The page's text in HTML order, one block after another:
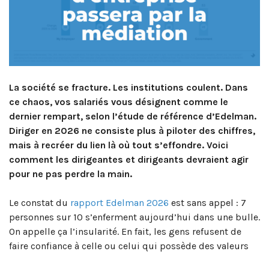
La société se fracture. Les institutions coulent. Dans
ce chaos, vos salariés vous désignent comme le
dernier rempart, selon l’étude de référence d’Edelman.
Diriger en 2026 ne consiste plus à piloter des chiffres,
mais à recréer du lien là où tout s’effondre. Voici
comment les dirigeantes et dirigeants devraient agir
pour ne pas perdre la main.
Le constat du rapport Edelman 2026 est sans appel : 7
personnes sur 10 s’enferment aujourd’hui dans une bulle.
On appelle ça l’insularité. En fait, les gens refusent de
faire confiance à celle ou celui qui possède des valeurs